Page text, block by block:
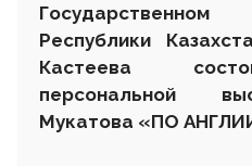
Республики
Кастеева
персональной
Мукатова «ПО